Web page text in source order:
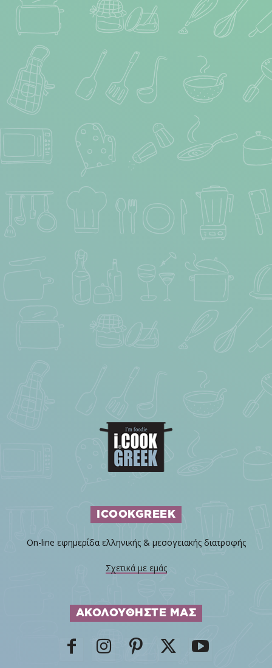
ICOOKGREEK
On-line εφημερίδα ελληνικής & μεσογειακής διατροφής
Σχετικά με εμάς
ΑΚΟΛΟΥΘΗΣΤΕ ΜΑΣ